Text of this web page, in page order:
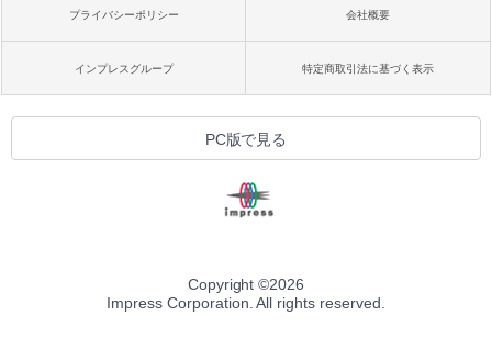
プライバシーポリシー 会社概要
インプレスグループ 特定商取引法に基づく表示
PC版で見る
Copyright ©2026
Impress Corporation. All rights reserved.